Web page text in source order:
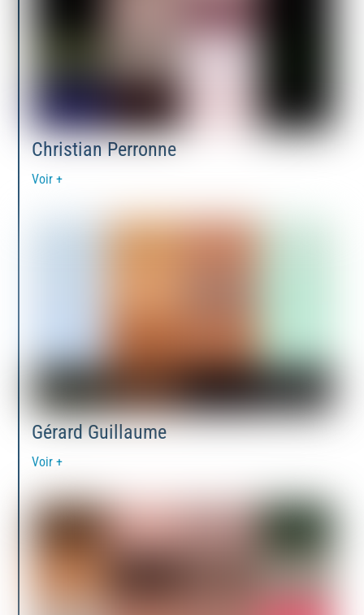
Christian Perronne
Voir +
Gérard Guillaume
Voir +